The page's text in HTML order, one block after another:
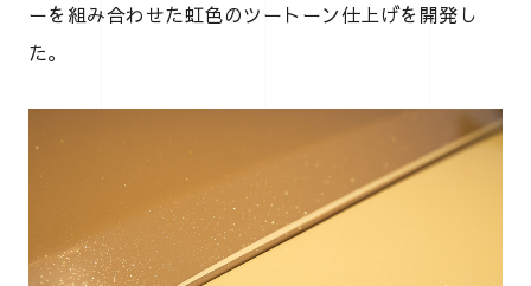
ーを組み合わせた虹色のツートーン仕上げを開発し
た。